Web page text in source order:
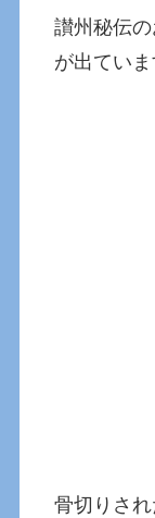
讃州秘伝
が出ていま
骨切りさ